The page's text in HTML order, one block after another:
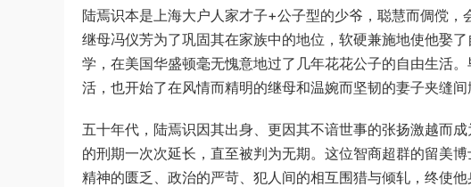
陆焉识本是上海大户人家才子+公子型的少爷，聪慧而倜傥
继母冯仪芳为了巩固其在家族中的地位，软硬兼施地使他娶
学，在美国华盛顿毫无愧意地过了几年花花公子的自由生活
活，也开始了在风情而精明的继母和温婉而坚韧的妻子夹缝间
五十年代，陆焉识因其出身、更因其不谙世事的张扬激越而
的刑期一次次延长，直至被判为无期。这位智商超群的留美
精神的匮乏、政治的严苛、犯人间的相互围猎与倾轧，终使